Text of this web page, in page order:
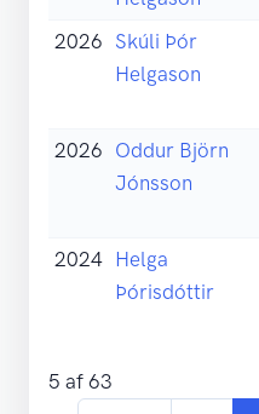
2026 Skúli Þór
Helgason
2026 Oddur Björn
Jónsson
2024 Helga
Þórisdóttir
5 af 63